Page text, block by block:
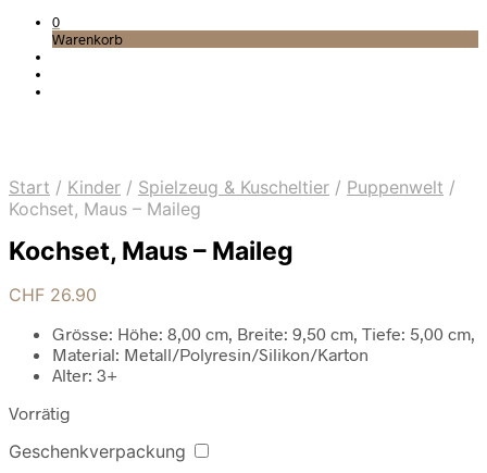
0
Warenkorb
Start / Kinder / Spielzeug & Kuscheltier / Puppenwelt /
Kochset, Maus – Maileg
Kochset, Maus – Maileg
CHF 26.90
Grösse: Höhe: 8,00 cm, Breite: 9,50 cm, Tiefe: 5,00 cm,
Material: Metall/Polyresin/Silikon/Karton
Alter: 3+
Vorrätig
Geschenkverpackung